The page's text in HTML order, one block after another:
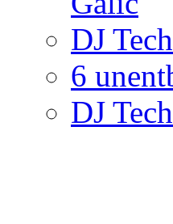
DJ
6
DJ